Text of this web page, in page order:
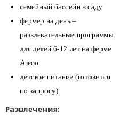
семейный бассейн в саду
фермер на день –
развлекательные программы
для детей 6-12 лет на ферме
Areco
детское питание (готовится
по запросу)
Развлечения: